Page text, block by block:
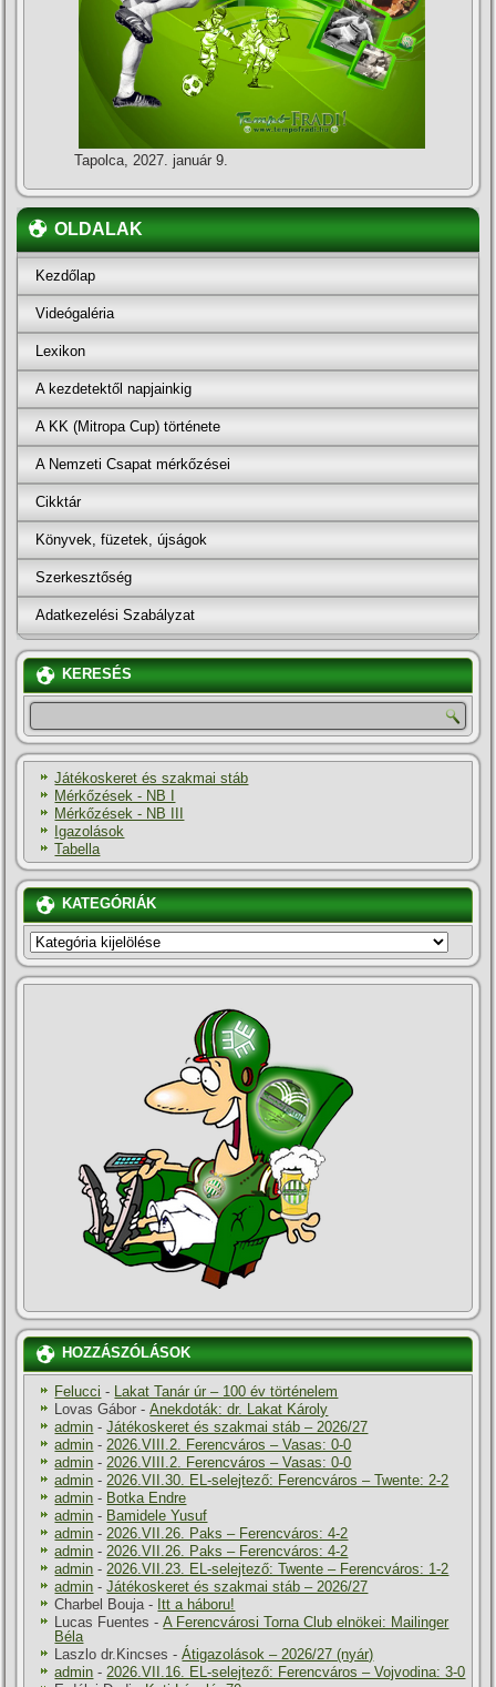
Tapolca, 2027. január 9.
OLDALAK
Kezdőlap
Videógaléria
Lexikon
A kezdetektől napjainkig
A KK (Mitropa Cup) története
A Nemzeti Csapat mérkőzései
Cikktár
Könyvek, füzetek, újságok
Szerkesztőség
Adatkezelési Szabályzat
KERESÉS
Játékoskeret és szakmai stáb
Mérkőzések - NB I
Mérkőzések - NB III
Igazolások
Tabella
KATEGÓRIÁK
KATEGÓRIÁK
HOZZÁSZÓLÁSOK
Felucci - Lakat Tanár úr – 100 év történelem
Lovas Gábor -Anekdoták: dr. Lakat Károly
admin -Játékoskeret és szakmai stáb – 2026/27
admin -2026.VIII.2. Ferencváros – Vasas: 0-0
admin -2026.VIII.2. Ferencváros – Vasas: 0-0
admin -2026.VII.30. EL-selejtező: Ferencváros – Twente: 2-2
admin - Botka Endre
admin - Bamidele Yusuf
admin -2026.VII.26. Paks – Ferencváros: 4-2
admin -2026.VII.26. Paks – Ferencváros: 4-2
admin -2026.VII.23. EL-selejtező: Twente – Ferencváros: 1-2
admin -Játékoskeret és szakmai stáb – 2026/27
Charbel Bouja- Itt a háboru!
Lucas Fuentes -A Ferencvárosi Torna Club elnökei: Mailinger
Béla
Laszlo dr.Kincses -Átigazolások – 2026/27 (nyár)
admin -2026.VII.16. EL-selejtező: Ferencváros – Vojvodina: 3-0